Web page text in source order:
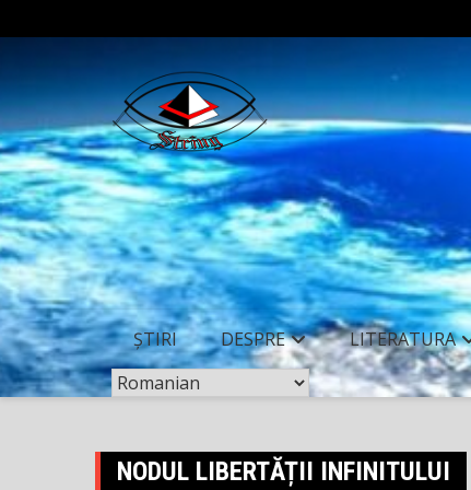
to
ȘTIRI DESPRE LITERATURA
NODUL LIBERTĂȚII INFINITULUI